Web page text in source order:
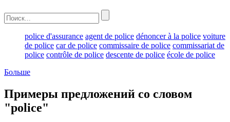
police d'assurance agent de police dénoncer à la police voiture
de police car de police commissaire de police commissariat de
police contrôle de police descente de police école de police
Больше
Примеры предложений со словом
"police"